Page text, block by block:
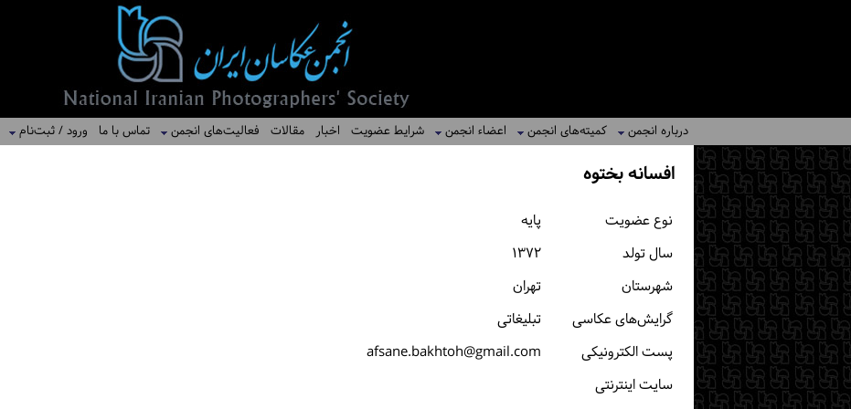
درباره انجمن کمیته‌های انجمن اعضاء انجمن شرایط عضویت اخبار مقالات فعالیت‌های انجمن تماس با ما ورود / ثبت‌نام
افسانه بختوه
نوع عضویت
پایه
سال تولد
۱۳۷۲
شهرستان
تهران
گرایش‌های عکاسی
تبلیغاتی
پست الكترونیكی
afsane.bakhtoh@gmail.com
سایت اینترنتی